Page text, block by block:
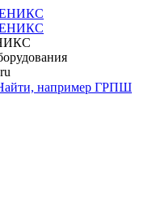
например ГРПШ